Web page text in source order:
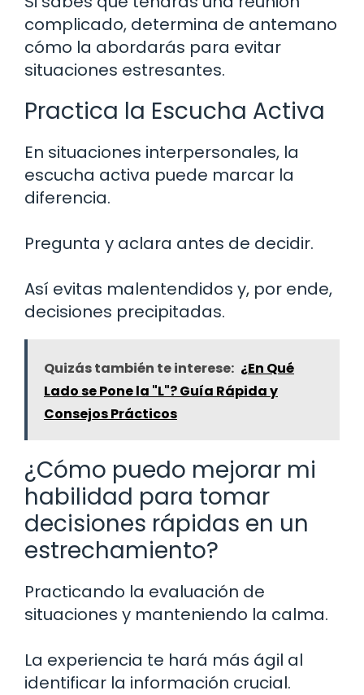
complicado, determina de antemano
cómo la abordarás para evitar
situaciones estresantes.
Practica la Escucha Activa
En situaciones interpersonales, la
escucha activa puede marcar la
diferencia.
Pregunta y aclara antes de decidir.
Así evitas malentendidos y, por ende,
decisiones precipitadas.
Quizás también te interese: ¿En Qué
Lado se Pone la "L"? Guía Rápida y
Consejos Prácticos
¿Cómo puedo mejorar mi
habilidad para tomar
decisiones rápidas en un
estrechamiento?
Practicando la evaluación de
situaciones y manteniendo la calma.
La experiencia te hará más ágil al
identificar la información crucial.